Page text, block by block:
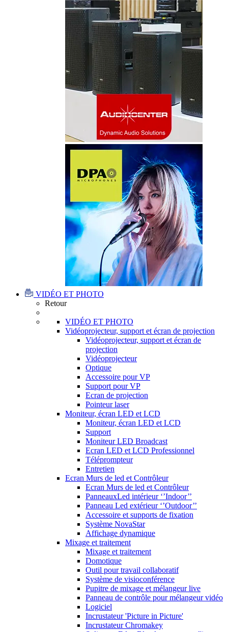
VIDÉO ET PHOTO
Retour
VIDÉO ET PHOTO
Vidéoprojecteur, support et écran de projection
Vidéoprojecteur, support et écran de
projection
Vidéoprojecteur
Optique
Accessoire pour VP
Support pour VP
Ecran de projection
Pointeur laser
Moniteur, écran LED et LCD
Moniteur, écran LED et LCD
Support
Moniteur LED Broadcast
Ecran LED et LCD Professionnel
Téléprompteur
Entretien
Ecran Murs de led et Contrôleur
Ecran Murs de led et Contrôleur
PanneauxLed intérieur ‘’Indoor’’
Panneau Led extérieur ‘’Outdoor’’
Accessoire et supports de fixation
Système NovaStar
Affichage dynamique
Mixage et traitement
Mixage et traitement
Domotique
Outil pour travail collaboratif
Système de visioconférence
Pupitre de mixage et mélangeur live
Panneau de contrôle pour mélangeur vidéo
Logiciel
Incrustateur 'Picture in Picture'
Incrustateur Chromakey